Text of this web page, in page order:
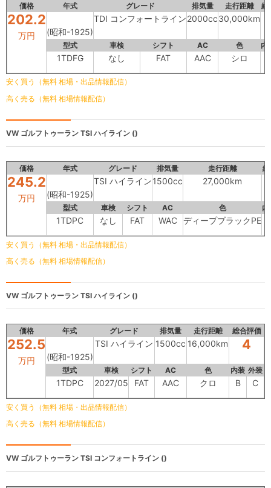
価格 年式 グレード 排気量 走行距離 総
202.2
万円 (昭和-1925)
TDI コンフォートライン2000cc30,000km
型式 車検 シフト AC 色 内
1TDFG なし FAT AAC シロ
安く買う（無料 相場・出品情報配信）
高く売る（無料 相場情報配信）
VW ゴルフトゥーラン TSI ハイライン ()
価格 年式 グレード 排気量 走行距離
245.2
万円 (昭和-1925)
TSI ハイライン1500cc 27,000km
型式 車検 シフト AC 色 内
1TDPC なし FAT WAC ディープブラックPE
安く買う（無料 相場・出品情報配信）
高く売る（無料 相場情報配信）
VW ゴルフトゥーラン TSI ハイライン ()
価格 年式 グレード 排気量 走行距離 総合評価
252.5
万円 (昭和-1925)
TSI ハイライン 1500cc 16,000km 4
型式 車検 シフト AC 色 内装 外装
1TDPC 2027/05 FAT AAC クロ B C
安く買う（無料 相場・出品情報配信）
高く売る（無料 相場情報配信）
VW ゴルフトゥーラン TSI コンフォートライン ()